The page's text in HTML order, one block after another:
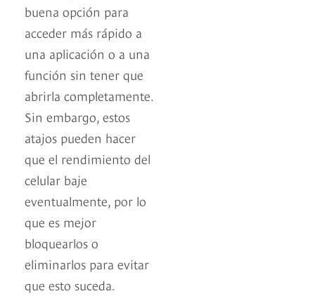
buena opción para
acceder más rápido a
una aplicación o a una
función sin tener que
abrirla completamente.
Sin embargo, estos
atajos pueden hacer
que el rendimiento del
celular baje
eventualmente, por lo
que es mejor
bloquearlos o
eliminarlos para evitar
que esto suceda.